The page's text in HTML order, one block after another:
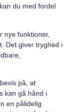
du med fordel
nye funktioner,
Det giver tryghed i
på, at
kan gå hånd i
en pålidelig